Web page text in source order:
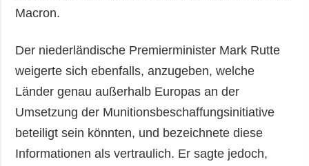
Macron.
Der niederländische Premierminister Mark Rutte
weigerte sich ebenfalls, anzugeben, welche
Länder genau außerhalb Europas an der
Umsetzung der Munitionsbeschaffungsinitiative
beteiligt sein könnten, und bezeichnete diese
Informationen als vertraulich. Er sagte jedoch,